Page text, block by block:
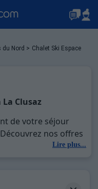
du Nord > Chalet Ski Espace
Clusaz
de votre séjour
nos offres
sans limite à noel,
Lire plus...